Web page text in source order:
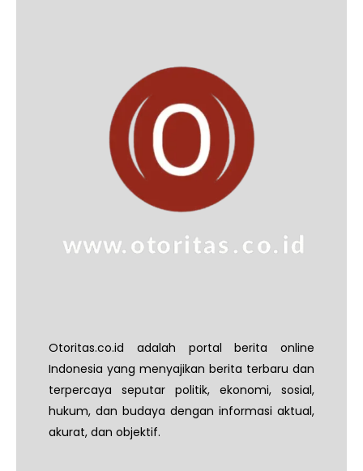
Otoritas.co.id adalah portal berita online
Indonesia yang menyajikan berita terbaru dan
terpercaya seputar politik, ekonomi, sosial,
hukum, dan budaya dengan informasi aktual,
akurat, dan objektif.